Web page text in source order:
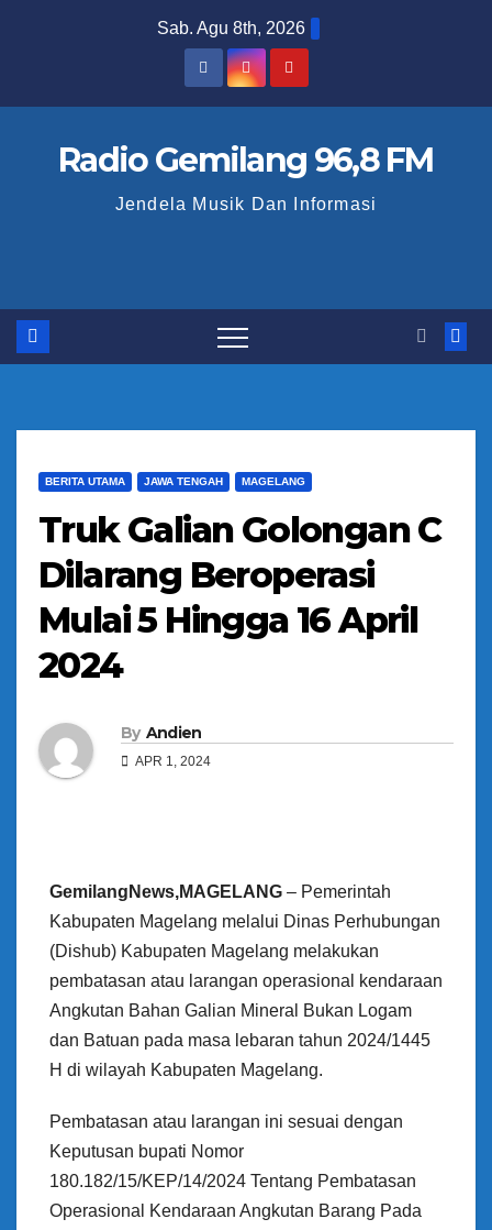
t
Sab. Agu 8th, 2026
Radio Gemilang 96,8 FM
Jendela Musik Dan Informasi
BERITA UTAMA JAWA TENGAH MAGELANG
Truk Galian Golongan C
Dilarang Beroperasi
Mulai 5 Hingga 16 April
2024
By Andien
APR 1, 2024
GemilangNews,MAGELANG – Pemerintah
Kabupaten Magelang melalui Dinas Perhubungan
(Dishub) Kabupaten Magelang melakukan
pembatasan atau larangan operasional kendaraan
Angkutan Bahan Galian Mineral Bukan Logam
dan Batuan pada masa lebaran tahun 2024/1445
H di wilayah Kabupaten Magelang.
Pembatasan atau larangan ini sesuai dengan
Keputusan bupati Nomor
180.182/15/KEP/14/2024 Tentang Pembatasan
Operasional Kendaraan Angkutan Barang Pada